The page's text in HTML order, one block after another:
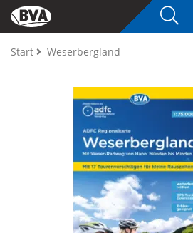
Start Weserbergland